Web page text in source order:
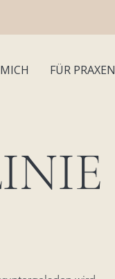
FÜR PRAXEN